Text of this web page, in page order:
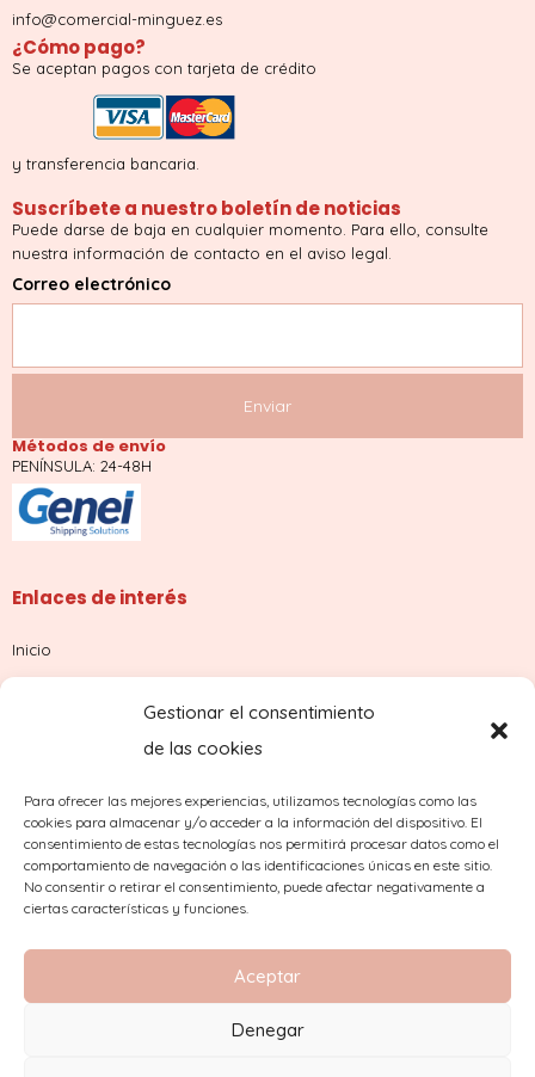
Gestionar el consentimiento
de las cookies
Para ofrecer las mejores experiencias, utilizamos tecnologías como las
cookies para almacenar y/o acceder a la información del dispositivo. El
consentimiento de estas tecnologías nos permitirá procesar datos como el
comportamiento de navegación o las identificaciones únicas en este sitio.
No consentir o retirar el consentimiento, puede afectar negativamente a
ciertas características y funciones.
Aceptar
Denegar
info@comercial-minguez.es
¿Cómo pago?
Se aceptan pagos con tarjeta de crédito
y transferencia bancaria.
Suscríbete a nuestro boletín de noticias
Puede darse de baja en cualquier momento. Para ello, consulte
nuestra información de contacto en el aviso legal.
Correo electrónico
Métodos de envío
PENÍNSULA: 24-48H
Enlaces de interés
Inicio
¿Dudas con tu pedido?
2023 Copyright © Comercial Mínguez